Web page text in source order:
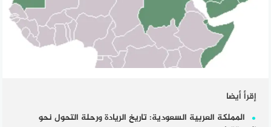
إقرأ أيضا
المملكة العربية السعودية: تاريخ الريادة ورحلة التحول نحو